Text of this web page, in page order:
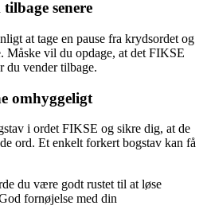
senere
at tage en pause fra krydsordet og
Måske vil du opdage, at det FIKSE
du vender tilbage.
omhyggeligt
i ordet FIKSE og sikre dig, at de
ord. Et enkelt forkert bogstav kan få
du være godt rustet til at løse
fornøjelse med din